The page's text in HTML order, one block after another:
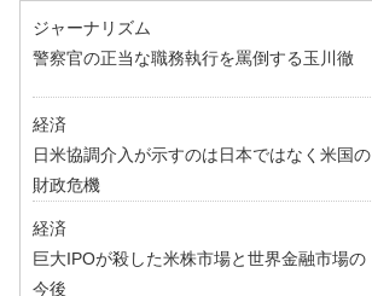
ジャーナリズム
警察官の正当な職務執行を罵倒する玉川徹
経済
日米協調介入が示すのは日本ではなく米国の
財政危機
経済
巨大IPOが殺した米株市場と世界金融市場の
今後